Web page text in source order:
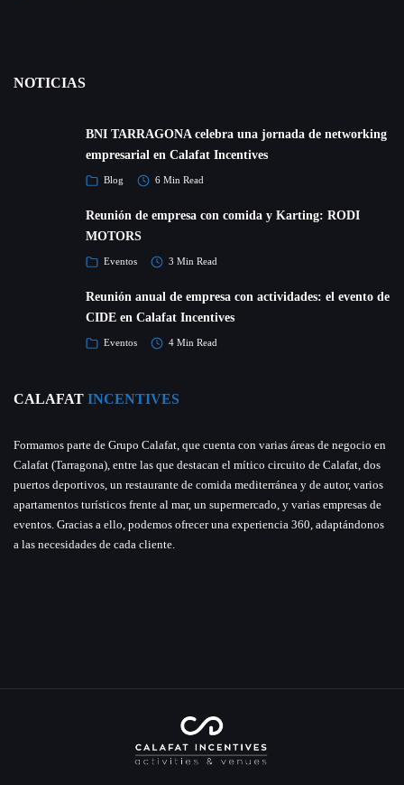
NOTICIAS
BNI TARRAGONA celebra una jornada de networking
empresarial en Calafat Incentives
Blog 6 Min Read
Reunión de empresa con comida y Karting: RODI
MOTORS
Eventos 3 Min Read
Reunión anual de empresa con actividades: el evento de
CIDE en Calafat Incentives
Eventos 4 Min Read
CALAFAT INCENTIVES
Formamos parte de Grupo Calafat, que cuenta con varias áreas de negocio en
Calafat (Tarragona), entre las que destacan el mítico circuito de Calafat, dos
puertos deportivos, un restaurante de comida mediterránea y de autor, varios
apartamentos turísticos frente al mar, un supermercado, y varias empresas de
eventos. Gracias a ello, podemos ofrecer una experiencia 360, adaptándonos
a las necesidades de cada cliente.